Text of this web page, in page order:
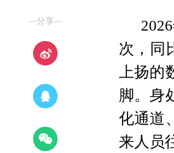
—分享—
次，同
上扬
脚。身
化通道
来人员